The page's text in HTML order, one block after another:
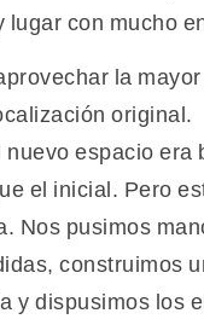
lugar con mucho
la
original.
espacio era
el inicial. Pero
Nos pusimos
construimos
y dispusimos los